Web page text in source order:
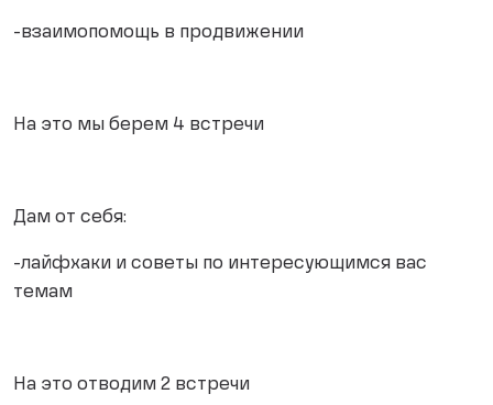
-взаимопомощь в продвижении
На это мы берем 4 встречи
Дам от себя:
-лайфхаки и советы по интересующимся вас
темам
На это отводим 2 встречи